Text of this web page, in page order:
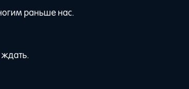
раньше нас.
ждать.